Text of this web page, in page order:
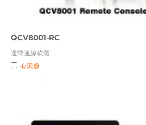
QCV8001-RC
遠端連線軟體
有興趣